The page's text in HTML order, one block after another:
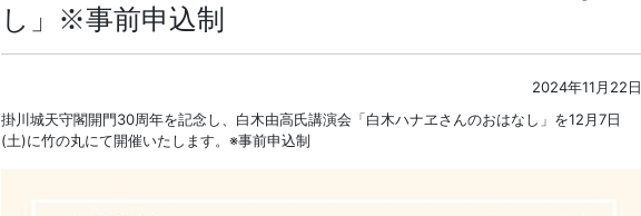
し」※事前申込制
2024年11月22日
掛川城天守閣開門30周年を記念し、白木由高氏講演会「白木ハナヱさんのおはなし」を12月7日
(土)に竹の丸にて開催いたします。※事前申込制